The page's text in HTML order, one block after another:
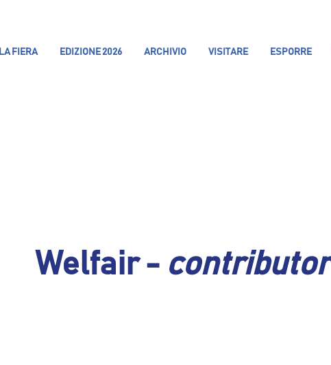
LA FIERA EDIZIONE 2026 ARCHIVIO VISITARE ESPORRE
Welfair - contributor